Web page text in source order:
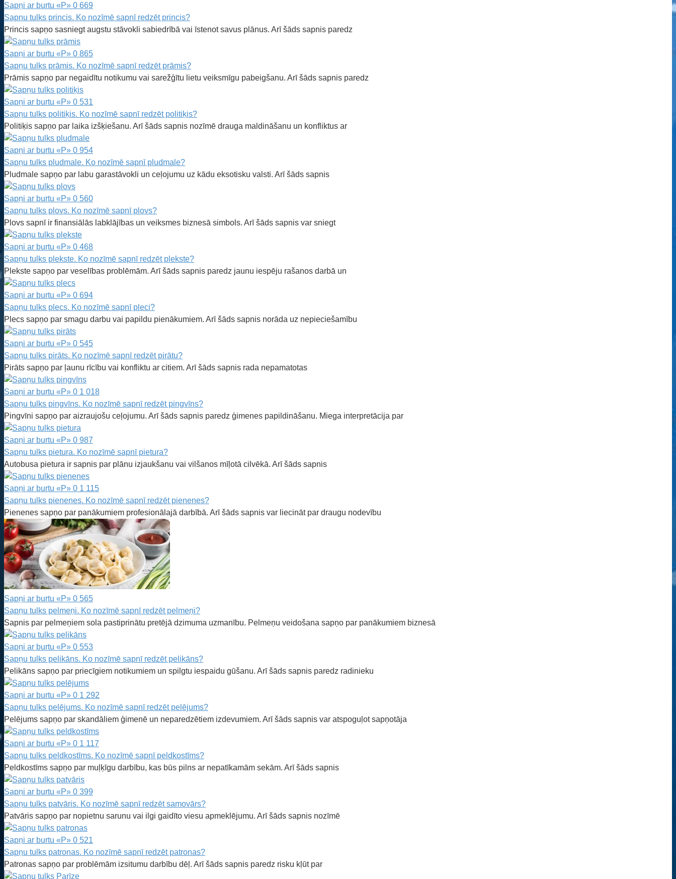
Sapņi ar burtu «P» 0 669
Sapnu tulks princis. Ko nozīmē sapnī redzēt princis?
Princis sapņo sasniegt augstu stāvokli sabiedrībā vai īstenot savus plānus. Arī šāds sapnis paredz
Sapņi ar burtu «P» 0 865
Sapņu tulks prāmis. Ko nozīmē sapnī redzēt prāmis?
Prāmis sapņo par negaidītu notikumu vai sarežģītu lietu veiksmīgu pabeigšanu. Arī šāds sapnis paredz
Sapņi ar burtu «P» 0 531
Sapņu tulks politiķis. Ko nozīmē sapnī redzēt politiķis?
Politiķis sapņo par laika izšķiešanu. Arī šāds sapnis nozīmē drauga maldināšanu un konfliktus ar
Sapņi ar burtu «P» 0 954
Sapņu tulks pludmale. Ko nozīmē sapnī pludmale?
Pludmale sapņo par labu garastāvokli un ceļojumu uz kādu eksotisku valsti. Arī šāds sapnis
Sapņi ar burtu «P» 0 560
Sapņu tulks plovs. Ko nozīmē sapnī plovs?
Plovs sapnī ir finansiālās labklājības un veiksmes biznesā simbols. Arī šāds sapnis var sniegt
Sapņi ar burtu «P» 0 468
Sapņu tulks plekste. Ko nozīmē sapnī redzēt plekste?
Plekste sapņo par veselības problēmām. Arī šāds sapnis paredz jaunu iespēju rašanos darbā un
Sapņi ar burtu «P» 0 694
Sapņu tulks plecs. Ko nozīmē sapnī pleci?
Plecs sapņo par smagu darbu vai papildu pienākumiem. Arī šāds sapnis norāda uz nepieciešamību
Sapņi ar burtu «P» 0 545
Sapņu tulks pirāts. Ko nozīmē sapnī redzēt pirātu?
Pirāts sapņo par ļaunu rīcību vai konfliktu ar citiem. Arī šāds sapnis rada nepamatotas
Sapņi ar burtu «P» 0 1 018
Sapņu tulks pingvīns. Ko nozīmē sapnī redzēt pingvīns?
Pingvīni sapņo par aizraujošu ceļojumu. Arī šāds sapnis paredz ģimenes papildināšanu. Miega interpretācija par
Sapņi ar burtu «P» 0 987
Sapņu tulks pietura. Ko nozīmē sapnī pietura?
Autobusa pietura ir sapnis par plānu izjaukšanu vai vilšanos mīļotā cilvēkā. Arī šāds sapnis
Sapņi ar burtu «P» 0 1 115
Sapņu tulks pienenes. Ko nozīmē sapnī redzēt pienenes?
Pienenes sapņo par panākumiem profesionālajā darbībā. Arī šāds sapnis var liecināt par draugu nodevību
Sapņi ar burtu «P» 0 565
Sapņu tulks pelmeņi. Ko nozīmē sapnī redzēt pelmeņi?
Sapnis par pelmeņiem sola pastiprinātu pretējā dzimuma uzmanību. Pelmeņu veidošana sapņo par panākumiem biznesā
Sapņi ar burtu «P» 0 553
Sapņu tulks pelikāns. Ko nozīmē sapnī redzēt pelikāns?
Pelikāns sapņo par priecīgiem notikumiem un spilgtu iespaidu gūšanu. Arī šāds sapnis paredz radinieku
Sapņi ar burtu «P» 0 1 292
Sapņu tulks pelējums. Ko nozīmē sapnī redzēt pelējums?
Pelējums sapņo par skandāliem ģimenē un neparedzētiem izdevumiem. Arī šāds sapnis var atspoguļot sapņotāja
Sapņi ar burtu «P» 0 1 117
Sapņu tulks peldkostīms. Ko nozīmē sapnī peldkostīms?
Peldkostīms sapņo par muļķīgu darbību, kas būs pilns ar nepatīkamām sekām. Arī šāds sapnis
Sapņi ar burtu «P» 0 399
Sapņu tulks patvāris. Ko nozīmē sapnī redzēt samovārs?
Patvāris sapņo par nopietnu sarunu vai ilgi gaidīto viesu apmeklējumu. Arī šāds sapnis nozīmē
Sapņi ar burtu «P» 0 521
Sapņu tulks patronas. Ko nozīmē sapnī redzēt patronas?
Patronas sapņo par problēmām izsitumu darbību dēļ. Arī šāds sapnis paredz risku kļūt par